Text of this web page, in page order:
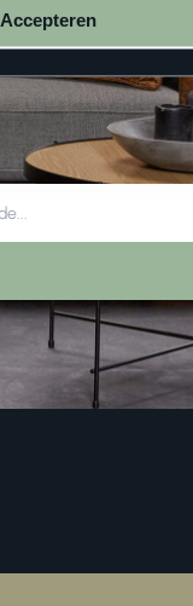
Accepteren